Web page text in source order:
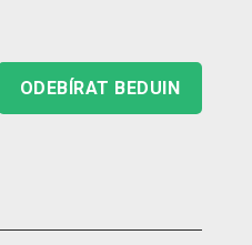
ODEBÍRAT BEDUIN